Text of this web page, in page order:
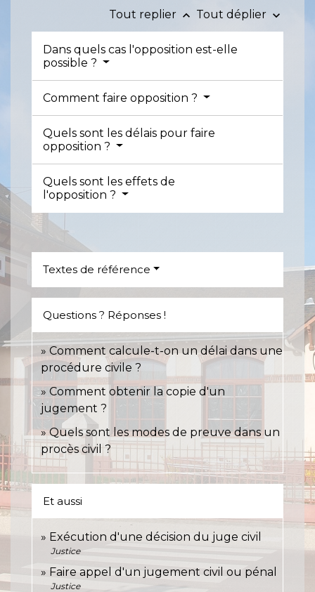
Tout replier keyboard_arrow_up Tout déplier keyboard_arrow_down
Dans quels cas l'opposition est-elle
possible ?
Comment faire opposition ?
Quels sont les délais pour faire
opposition ?
Quels sont les effets de
l'opposition ?
Textes de référence
Questions ? Réponses !
Comment calcule-t-on un délai dans une
procédure civile ?
Comment obtenir la copie d'un
jugement ?
Quels sont les modes de preuve dans un
procès civil ?
Et aussi
Exécution d'une décision du juge civil
Justice
Faire appel d'un jugement civil ou pénal
Justice